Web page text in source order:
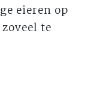
eieren op
te